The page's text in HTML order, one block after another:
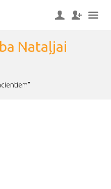
Nataļjai